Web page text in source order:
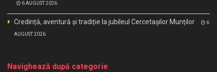
6 AUGUST 2026
Credință, aventură și tradiție la jubileul Cercetașilor Munților 6
AUGUST 2026
Navighează după categorie